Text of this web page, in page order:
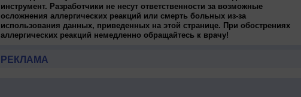
инструмент. Разработчики не несут ответственности за возможные
осложнения аллергических реакций или смерть больных из-за
использования данных, приведенных на этой странице. При обострениях
аллергических реакций немедленно обращайтесь к врачу!
РЕКЛАМА